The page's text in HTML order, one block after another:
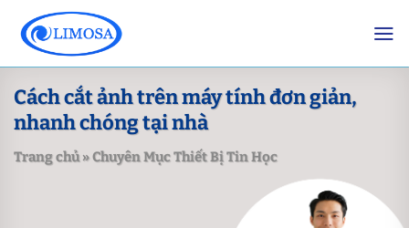
content
Cách cắt ảnh trên máy tính đơn giản,
nhanh chóng tại nhà
Trang chủ»Chuyên Mục Thiết Bị Tin Học